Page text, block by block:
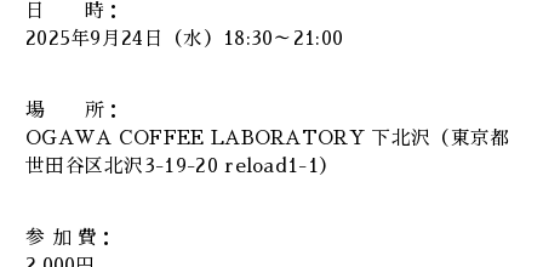
日 時：
2025年9月24日（水）18:30～21:00
場 所：
OGAWA COFFEE LABORATORY 下北沢（東京都
世田谷区北沢3-19-20 reload1-1）
参 加 費：